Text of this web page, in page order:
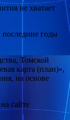
не хватает
годы
Томской
карта (план)»,
на основе
сайте